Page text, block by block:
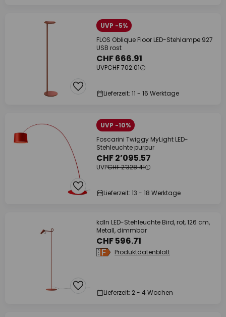
UVP -5%
FLOS Oblique Floor LED-Stehlampe 927
USB rost
CHF 666.91
UVPCHF 702.01
Lieferzeit: 11 - 16 Werktage
UVP -10%
Foscarini Twiggy MyLight LED-
Stehleuchte purpur
CHF 2’095.57
UVPCHF 2’328.41
Lieferzeit: 13 - 18 Werktage
kdln LED-Stehleuchte Bird, rot, 126 cm,
Metall, dimmbar
CHF 596.71
Produktdatenblatt
Lieferzeit: 2 - 4 Wochen